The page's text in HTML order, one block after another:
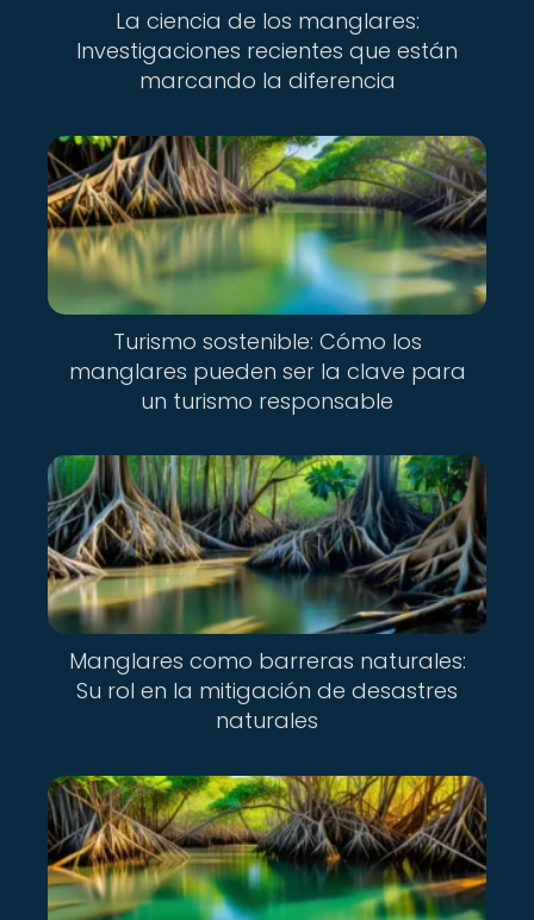
La ciencia de los manglares:
Investigaciones recientes que están
marcando la diferencia
Turismo sostenible: Cómo los
manglares pueden ser la clave para
un turismo responsable
Manglares como barreras naturales:
Su rol en la mitigación de desastres
naturales